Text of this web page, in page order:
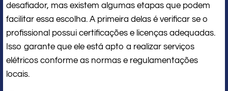
desafiador, mas existem algumas etapas que podem
facilitar essa escolha. A primeira delas é verificar se o
profissional possui certificações e licenças adequadas.
Isso garante que ele está apto a realizar serviços
elétricos conforme as normas e regulamentações
locais.